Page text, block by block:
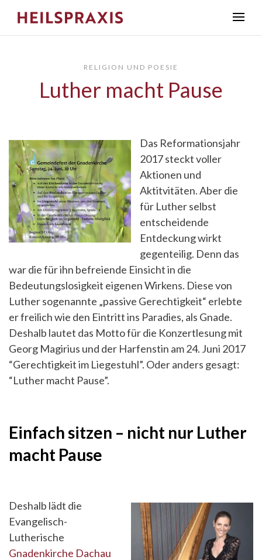
RELIGION UND POESIE
Luther macht Pause
Das Reformationsjahr
2017 steckt voller
Aktionen und
Aktitvitäten. Aber die
für Luther selbst
entscheidende
Entdeckung wirkt
gegenteilig. Denn das
war die für ihn befreiende Einsicht in die
Bedeutungslosigkeit eigenen Wirkens. Diese von
Luther sogenannte „passive Gerechtigkeit“ erlebte
er freilich wie den Eintritt ins Paradies, als Gnade.
Deshalb lautet das Motto für die Konzertlesung mit
Georg Magirius und der Harfenstin am 24. Juni 2017
“Gerechtigkeit im Liegestuhl”. Oder anders gesagt:
“Luther macht Pause”.
Einfach sitzen – nicht nur Luther
macht Pause
Deshalb lädt die
Evangelisch-
Lutherische
Gnadenkirche Dachau